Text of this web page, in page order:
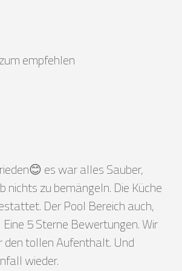
empfehlen
es war alles Sauber,
nichts zu bemängeln. Die Küche
Der Pool Bereich auch,
5 Sterne Bewertungen. Wir
den tollen Aufenthalt. Und
wieder.